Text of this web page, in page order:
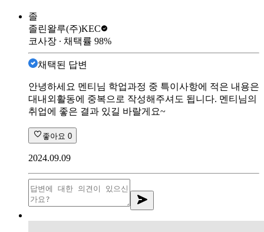
졸
졸린왈루(주)KEC
코사장 ∙ 채택률 98%
채택된 답변
안녕하세요 멘티님 학업과정 중 특이사항에 적은 내용은
대내외활동에 중복으로 작성해주셔도 됩니다. 멘티님의
취업에 좋은 결과 있길 바랄게요~
좋아요 0
2024.09.09